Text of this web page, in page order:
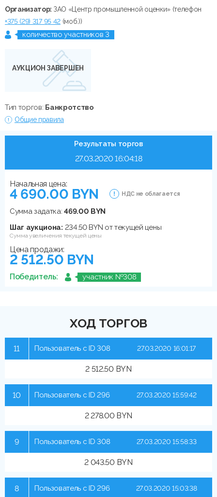
Организатор: ЗАО «Центр промышленной оценки» (телефон
+375 (29) 317 95 42(моб.))
количество участников 3
АУКЦИОН ЗАВЕРШЕН
Тип торгов: Банкротство
Общие правила
Результаты торгов
27.03.2020 16:04:18
Начальная цена:
4 690.00 BYN НДС не облагается
Сумма задатка:469.00 BYN
Шаг аукциона: 234.50 BYN от текущей цены
Сумма увеличения текущей цены
Цена продажи:
2 512.50 BYN
Победитель: участник №308
ХОД ТОРГОВ
11 Пользователь с ID 308
2 512.50 BYN
27.03.2020 16:01:17
10 Пользователь с ID 296
2 278.00 BYN
27.03.2020 15:59:42
9 Пользователь с ID 308
2 043.50 BYN
27.03.2020 15:58:33
8 Пользователь с ID 296 27.03.2020 15:03:38